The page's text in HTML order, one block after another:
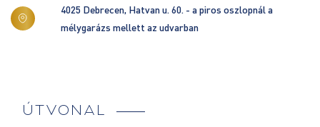
4025 Debrecen, Hatvan u. 60. - a piros oszlopnál a
mélygarázs mellett az udvarban
ÚTVONAL